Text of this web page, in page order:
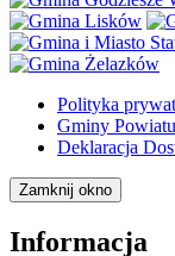
Polityka
Gminy
Deklaracja
Zamknij okno
Informacja